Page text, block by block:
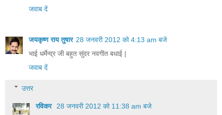
जवाब दें
जयकृष्ण राय तुषार 28 जनवरी 2012 को 4:13 am बजे
भाई धर्मेन्द्र जी बहुत सुंदर नवगीत बधाई |
जवाब दें
उत्तर
रविकर
28 जनवरी 2012 को 11:38 am बजे